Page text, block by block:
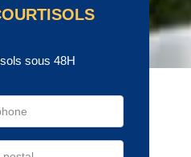
sous 48H